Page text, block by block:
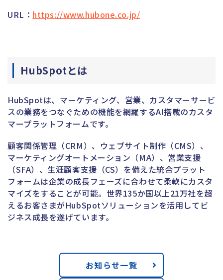
URL： https://www.hubone.co.jp/
HubSpotとは
HubSpotは、マーケティング、営業、カスタマーサービ
スの業務をつなぐための機能を網羅するAI搭載のカスタ
マープラットフォームです。
顧客関係管理（CRM）、ウェブサイト制作（CMS）、
マーケティングオートメーション（MA）、営業支援
（SFA）、生涯顧客支援（CS）を備えた統合プラット
フォームは企業の成長フェーズに合わせて柔軟にカスタ
マイズをすることが可能。世界135か国以上21万社を超
えるお客さまがHubSpotソリューションを活用してビ
ジネス成長を遂げています。
お知らせ一覧